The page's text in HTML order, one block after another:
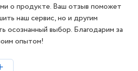
о продукте. Ваш отзыв поможет
наш сервис, но и другим
осознанный выбор. Благодарим за
опытом!